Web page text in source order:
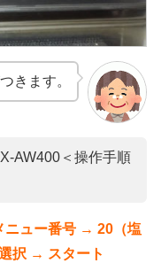
きます。
AW400＜操作手順
ュー番号 → 20（塩
択 → スタート